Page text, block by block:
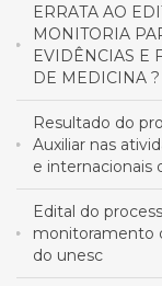
ERRATA AO
MONITORIA
EVIDÊNCIAS E
DE MEDICINA
Resultado do
Auxiliar nas
e internacionais
Edital do
monitoramento
do unesc